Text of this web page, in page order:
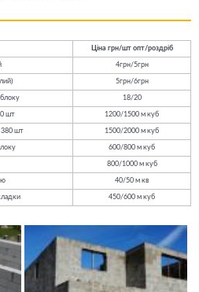
Цiна грн/шт опт/роздріб
4грн/5грн
5грн/6грн
18/20
шт 1200/1500 м куб
380 шт 1500/2000 м куб
600/800 м куб
800/1000 м куб
40/50 м кв
450/600 м куб